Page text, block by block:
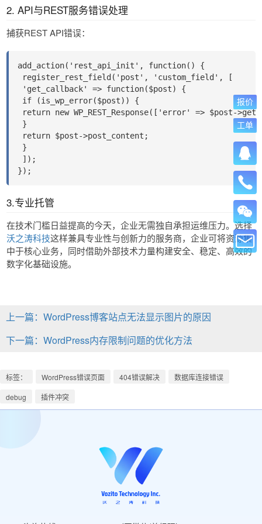
2. ​​API与REST服务错误处理​
捕获REST API错误：
add_action('rest_api_init', function() {
register_rest_field('post', 'custom_field', [
'get_callback' => function($post) {
if (is_wp_error($post)) {
return new WP_REST_Response(['error' => $post-
}
return $post->post_content;
}
]);
});
3.专业托管
在技术门槛日益提高的今天，企业无需独自承担运维压力。选择
沃之涛科技这样兼具专业性与创新力的服务商，企业可将资源集
中于核心业务，同时借助外部技术力量构建安全、稳定、高效的
数字化基础设施。
上一篇：WordPress博客站点无法显示图片的原因
下一篇：WordPress内存限制问题的优化方法
标签： WordPress错误页面 404错误解决
数据库连接错误
debug
插件冲突
报价
工单